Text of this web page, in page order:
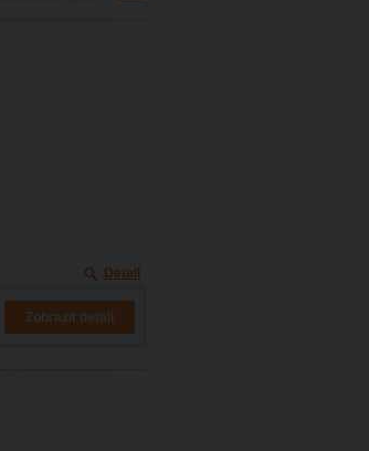
Detail
Zobrazit detail